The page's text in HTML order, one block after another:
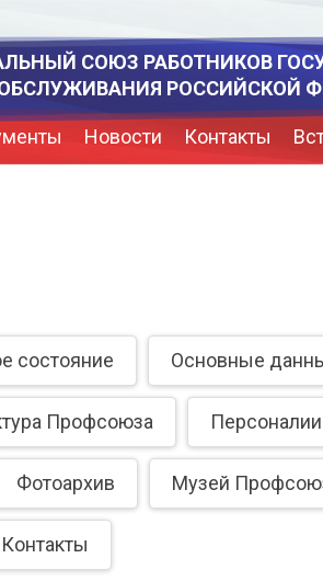
СОЮЗ РАБОТНИКОВ
РОССИЙСКОЙ
Новости Контакты
состояние Основные
Профсоюза Персоналии
Фотоархив Музей
Контакты